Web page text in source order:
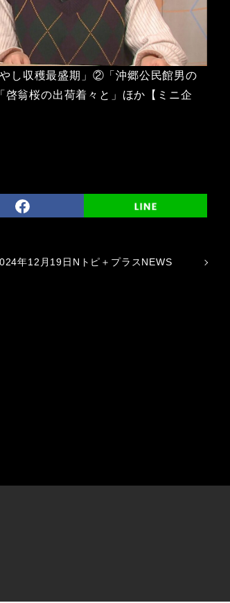
し収穫最盛期」②「沖郷公民館男の
翁桜の出荷着々と」ほか【ミニ企
年12月19日Nトピ＋プラスNEWS